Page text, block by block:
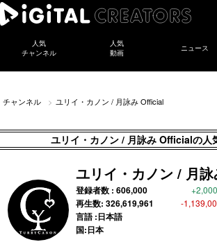
人気
チャンネル
人気
動画
ニュース
チャンネル ユリイ・カノン / 月詠み Official
ユリイ・カノン / 月詠み Officialの人
ユリイ・カノン / 月
登録者数 : 606,000 +2,000
再生数: 326,619,961 -
言語 :日本語
国:日本